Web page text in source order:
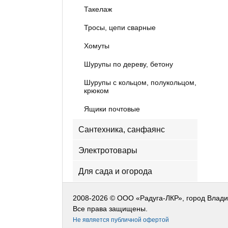
Такелаж
Тросы, цепи сварные
Хомуты
Шурупы по дереву, бетону
Шурупы с кольцом, полукольцом,
крюком
Ящики почтовые
Сантехника, санфаянс
Электротовары
Для сада и огорода
2008-2026 © ООО «Радуга-ЛКР», город
Все права защищены.
Не является публичной офертой